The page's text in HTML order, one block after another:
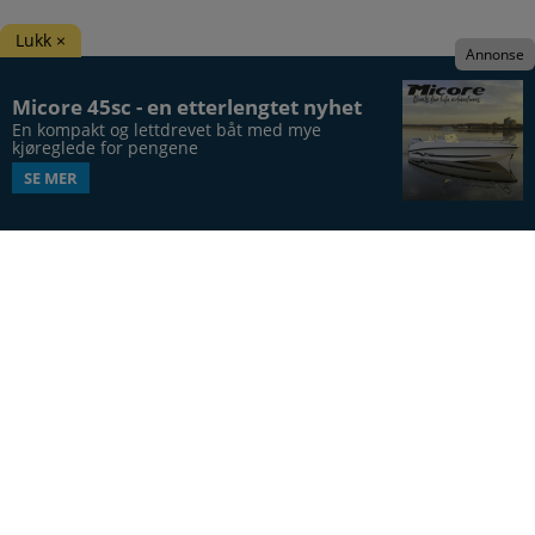
Micore 45sc - en etterlengtet nyhet
En kompakt og lettdrevet båt med mye
kjøreglede for pengene
SE MER
Annonse
Lukk ×